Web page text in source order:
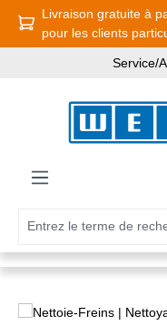
Passer au contenu
Livraison gratuite à
pour les clients
Service/
Ignorer la galerie